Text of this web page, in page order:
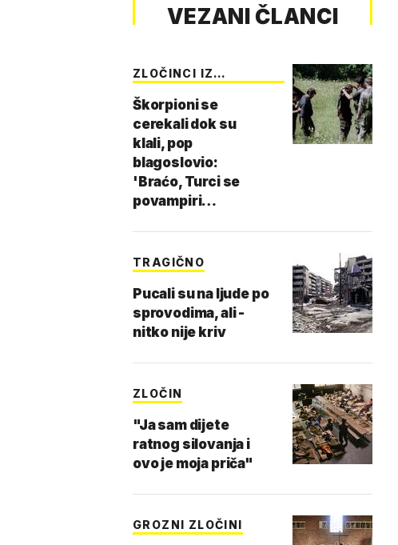
VEZANI ČLANCI
ZLOČINCI IZ
Škorpioni se
cerekali dok su
klali, pop
blagoslovio:
'Braćo, Turci se
povampiri…
TRAGIČNO
Pucali su na ljude po
sprovodima, ali -
nitko nije kriv
ZLOČIN
"Ja sam dijete
ratnog silovanja i
ovo je moja priča"
GROZNI ZLOČINI